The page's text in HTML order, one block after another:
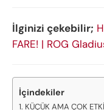
İlginizi çekebilir;
FARE! | ROG
İçindekiler
KÜÇÜK AMA ÇOK